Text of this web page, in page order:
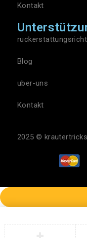
Kontakt
Blog
uber-uns
Kontakt
2025 ©